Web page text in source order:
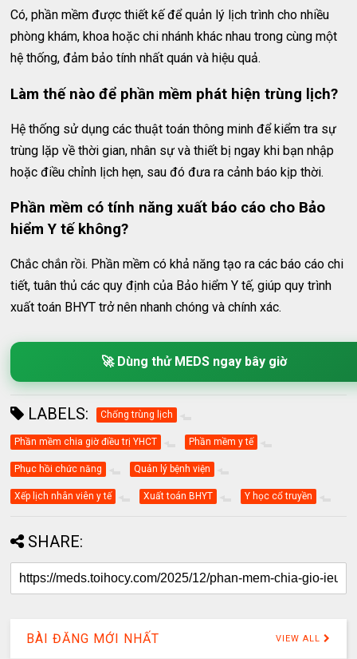
Có, phần mềm được thiết kế để quản lý lịch trình cho nhiều
phòng khám, khoa hoặc chi nhánh khác nhau trong cùng một
hệ thống, đảm bảo tính nhất quán và hiệu quả.
Làm thế nào để phần mềm phát hiện trùng lịch?
Hệ thống sử dụng các thuật toán thông minh để kiểm tra sự
trùng lặp về thời gian, nhân sự và thiết bị ngay khi bạn nhập
hoặc điều chỉnh lịch hẹn, sau đó đưa ra cảnh báo kịp thời.
Phần mềm có tính năng xuất báo cáo cho Bảo
hiểm Y tế không?
Chắc chắn rồi. Phần mềm có khả năng tạo ra các báo cáo chi
tiết, tuân thủ các quy định của Bảo hiểm Y tế, giúp quy trình
xuất toán BHYT trở nên nhanh chóng và chính xác.
🚀 Dùng thử MEDS ngay bây giờ
LABELS: Chống trùng lịch
Phần mềm chia giờ điều trị YHCT Phần mềm y tế
Phục hồi chức năng Quản lý bệnh viện
Xếp lịch nhân viên y tế Xuất toán BHYT Y học cổ truyền
SHARE:
BÀI ĐĂNG MỚI NHẤT VIEW ALL